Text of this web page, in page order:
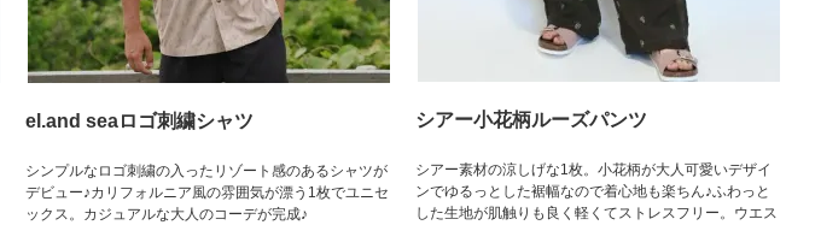
el.and seaロゴ刺繍シャツ
シンプルなロゴ刺繍の入ったリゾート感のあるシャツが
デビュー♪カリフォルニア風の雰囲気が漂う1枚でユニセ
ックス。カジュアルな大人のコーデが完成♪
シアー小花柄ルーズパンツ
シアー素材の涼しげな1枚。小花柄が大人可愛いデザイ
ンでゆるっとした裾幅なので着心地も楽ちん♪ふわっと
した生地が肌触りも良く軽くてストレスフリー。ウエス